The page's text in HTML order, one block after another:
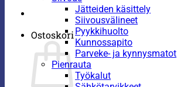
Ostoskori
Jätteiden käsittely
Siivousvälineet
Pyykkihuolto
Kunnossapito
Parveke- ja kynnysmatot
Pienrauta
Työkalut